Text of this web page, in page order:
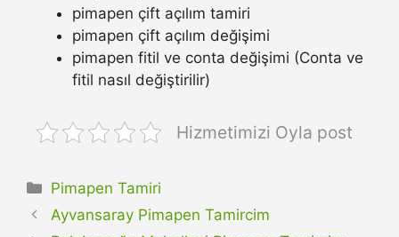
pimapen çift açılım tamiri
pimapen çift açılım değişimi
pimapen fitil ve conta değişimi (Conta ve
fitil nasıl değiştirilir)
Hizmetimizi Oyla post
Kategoriler
Pimapen Tamiri
Ayvansaray Pimapen Tamircim